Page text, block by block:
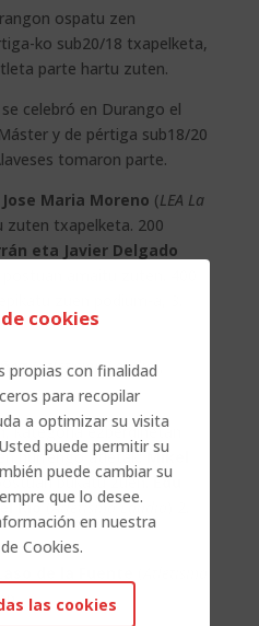
ospatu zen
ko sub20/18 txapelketa,
parte hartu zuten.
celebró en Durango el
y de pértiga sub18/20
tomaron parte.
Jose Maria Moreno (LEA La
zuten txapelketa. 200
eta Javier Delgado
(Atletismo Laudio),
kategoria ezberdinetan
hurrengo atletak: Mikel
bukatu zuen. Edu
Rio(Atletismo Laudio
cookies
propias con finalidad
para recopilar
a optimizar su visita
puede permitir su
puede cambiar su
que lo desee.
en nuestra
Cookies.
las cookies